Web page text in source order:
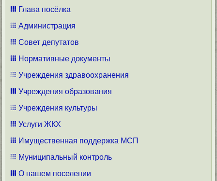
Глава посёлка
Администрация
Совет депутатов
Нормативные документы
Учреждения здравоохранения
Учреждения образования
Учреждения культуры
Услуги ЖКХ
Имущественная поддержка МСП
Муниципальный контроль
О нашем поселении